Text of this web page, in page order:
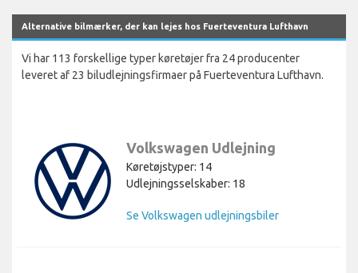
Alternative bilmærker, der kan lejes hos Fuerteventura Lufthavn
Vi har 113 forskellige typer køretøjer fra 24 producenter
leveret af 23 biludlejningsfirmaer på Fuerteventura Lufthavn.
Volkswagen Udlejning
Køretøjstyper: 14
Udlejningsselskaber: 18
Se Volkswagen udlejningsbiler